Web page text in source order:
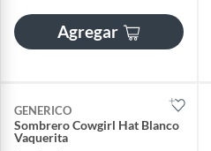
Agregar
GENERICO
Sombrero Cowgirl Hat Blanco
Vaquerita